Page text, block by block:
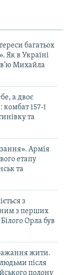
багатьох
Як в Україні
Михайла
а двоє
комбат 157-ї
та
Армія
етапу
та
з
з перших
Орла був
жити.
після
полону